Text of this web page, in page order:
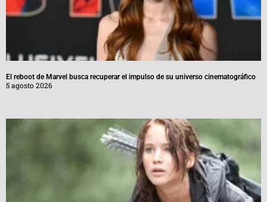
El reboot de Marvel busca recuperar el impulso de su universo cinematográfico
5 agosto 2026